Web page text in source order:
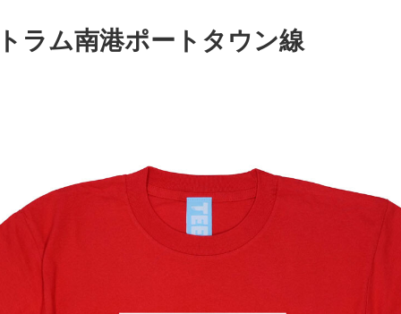
ラム南港ポートタウン線